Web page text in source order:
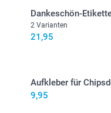
Dankeschön-
2 Varianten
21,95
Aufkleber für
9,95